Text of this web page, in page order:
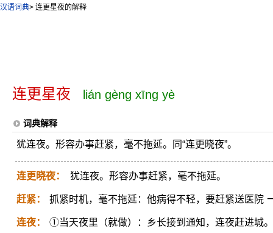
汉语词典> 连更星夜的解释
连更星夜 lián gèng xīng yè
词典解释
犹连夜。形容办事赶紧，毫不拖延。同“连更晓夜”。
连更晓夜： 犹连夜。形容办事赶紧，毫不拖延。
赶紧： 抓紧时机，毫不拖延：他病得不轻，要赶紧送医院
连夜：
①当天夜里（就做）：乡长接到通知，连夜赶进城。